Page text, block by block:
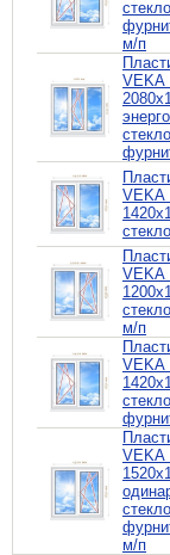
м/п
VEKA
VEKA
VEKA
м/п
VEKA
VEKA
м/п